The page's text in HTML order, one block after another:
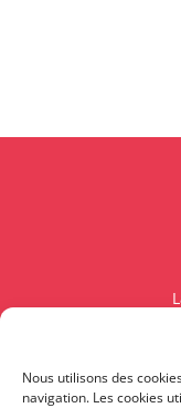
Nous utilisons des
navigation. Les cookies